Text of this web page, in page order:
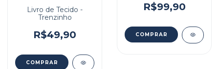
Livro de Tecido -
Trenzinho
R$49,90
R$99,90